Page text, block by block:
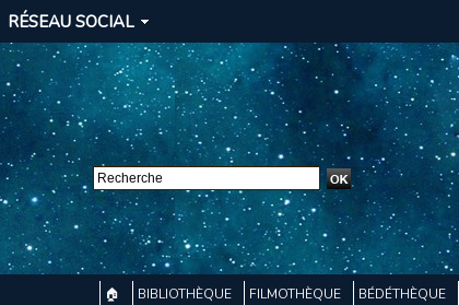
RÉSEAU SOCIAL
🏠 BIBLIOTHÈQUE FILMOTHÈQUE BÉDÉTHÈQUE